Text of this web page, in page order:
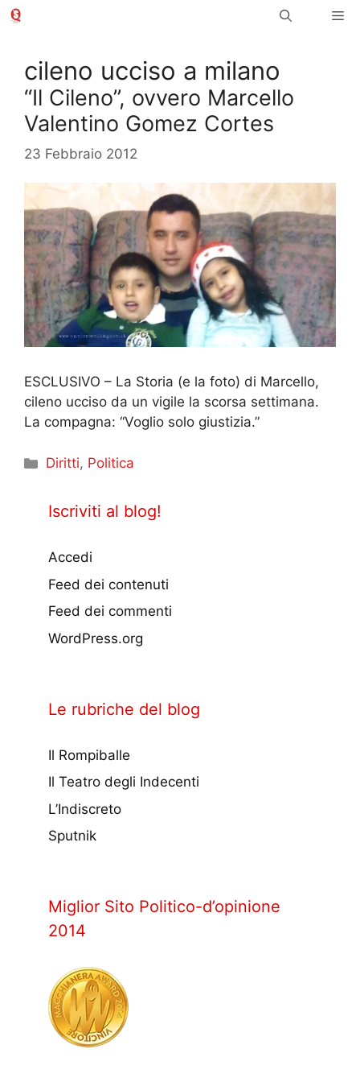
Vai
cileno ucciso a milano
“Il Cileno”, ovvero Marcello
Valentino Gomez Cortes
23 Febbraio 2012
ESCLUSIVO – La Storia (e la foto) di Marcello,
cileno ucciso da un vigile la scorsa settimana.
La compagna: “Voglio solo giustizia.”
Categorie
Diritti, Politica
Iscriviti al blog!
Accedi
Feed dei contenuti
Feed dei commenti
WordPress.org
Le rubriche del blog
Il Rompiballe
Il Teatro degli Indecenti
L’Indiscreto
Sputnik
Miglior Sito Politico-d’opinione
2014